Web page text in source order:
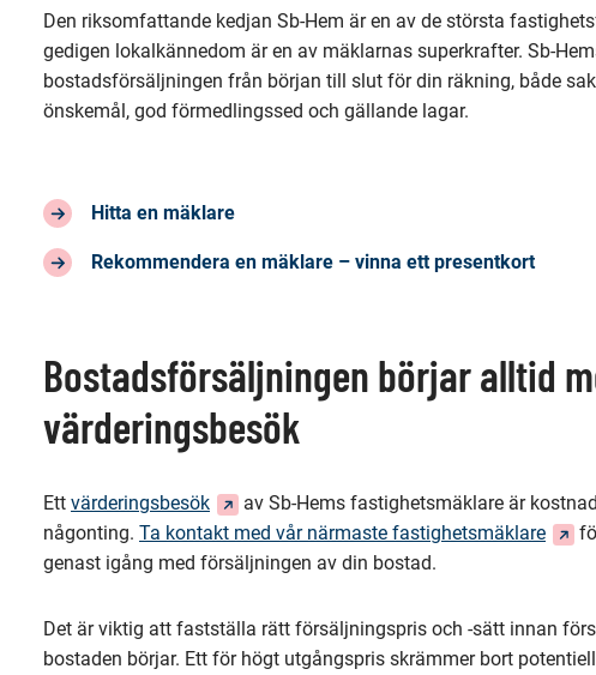
Den riksomfattande kedjan Sb-Hem är en av de största
gedigen lokalkännedom är en av mäklarnas superkrafter. Sb-
bostadsförsäljningen från början till slut för din räkning, både
önskemål, god förmedlingssed och gällande lagar.
Hitta en mäklare
Rekommendera en mäklare – vinna ett presentkort
Bostadsförsäljningen börjar alltid
värderingsbesök
Ett värderingsbesök(Du
dirigeras
till
annan
tjänst)
av Sb-Hems fastighetsmäklare är
någonting. Ta kontakt med vår närmaste fastighetsmäklare(Du
en
genast igång med försäljningen av din bostad.
Det är viktig att fastställa rätt försäljningspris och -sätt innan
bostaden börjar. Ett för högt utgångspris skrämmer bort